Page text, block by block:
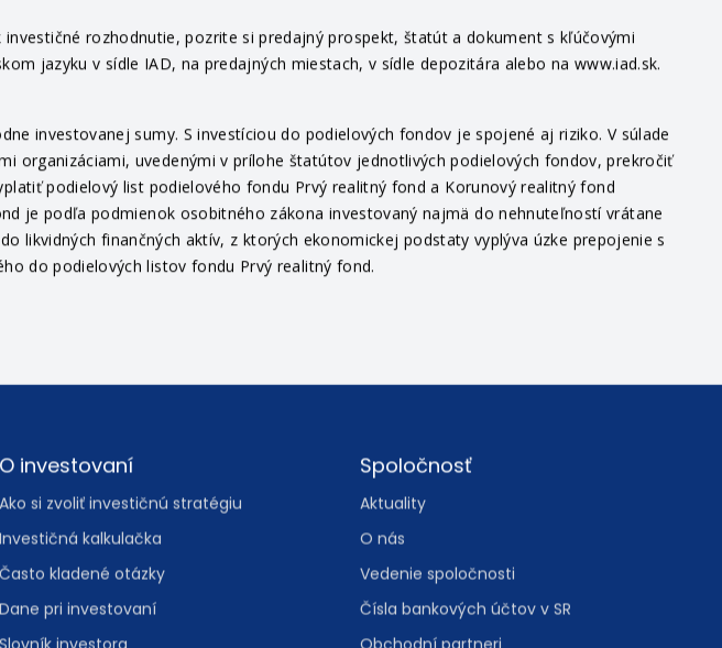
rozhodnutie, pozrite si predajný prospekt, štatút a dokument s kľúčovými
jazyku v sídle IAD, na predajných miestach, v sídle depozitára alebo na www.iad.sk.
investovanej sumy. S investíciou do podielových fondov je spojené aj riziko. V súlade
organizáciami, uvedenými v prílohe štatútov jednotlivých podielových fondov, prekročiť
podielový list podielového fondu Prvý realitný fond a Korunový realitný fond
je podľa podmienok osobitného zákona investovaný najmä do nehnuteľností vrátane
likvidných finančných aktív, z ktorých ekonomickej podstaty vyplýva úzke prepojenie s
do podielových listov fondu Prvý realitný fond.
O investovaní
Ako si zvoliť investičnú stratégiu
Investičná kalkulačka
Často kladené otázky
Dane pri investovaní
Spoločnosť
Aktuality
O nás
Vedenie spoločnosti
Čísla bankových účtov v SR